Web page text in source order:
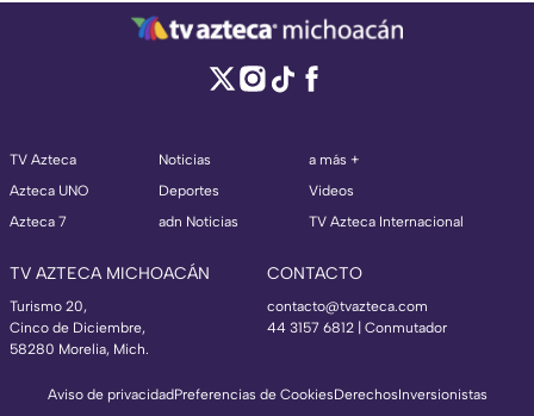
TV Azteca
Azteca UNO
Azteca 7
Noticias
Deportes
adn Noticias
a más +
Videos
TV Azteca Internacional
TV AZTECA MICHOACÁN
Turismo 20,
Cinco de Diciembre,
58280 Morelia, Mich.
CONTACTO
contacto@tvazteca.com
44 3157 6812 | Conmutador
Aviso de privacidadPreferencias de CookiesDerechosInversionistas